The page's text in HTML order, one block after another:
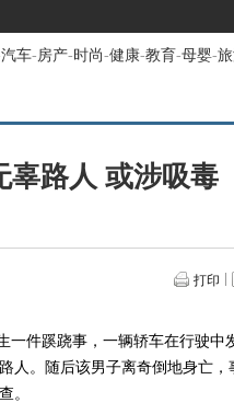
汽车-房产-时尚-健康-教育-母婴-
辜路人 或涉吸毒
打印
一件蹊跷事，一辆轿车在行驶中
人。随后该男子离奇倒地身亡，
。